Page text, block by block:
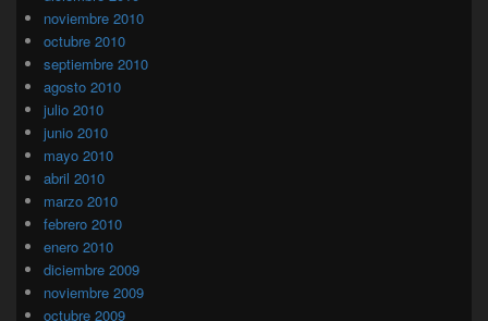
noviembre 2010
octubre 2010
septiembre 2010
agosto 2010
julio 2010
junio 2010
mayo 2010
abril 2010
marzo 2010
febrero 2010
enero 2010
diciembre 2009
noviembre 2009
octubre 2009